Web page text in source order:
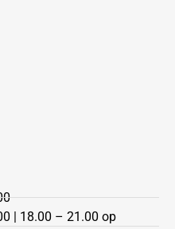
| 18.00 – 21.00 op